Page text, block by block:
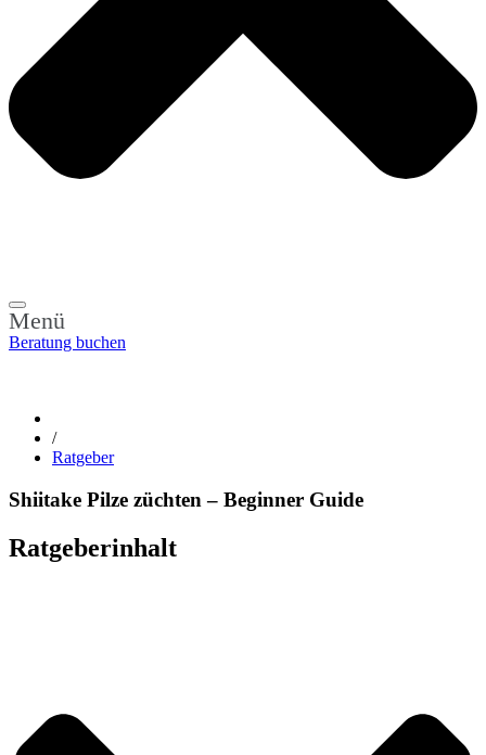
Menü
Beratung buchen
/
Ratgeber
Shiitake Pilze züchten – Beginner Guide
Ratgeberinhalt